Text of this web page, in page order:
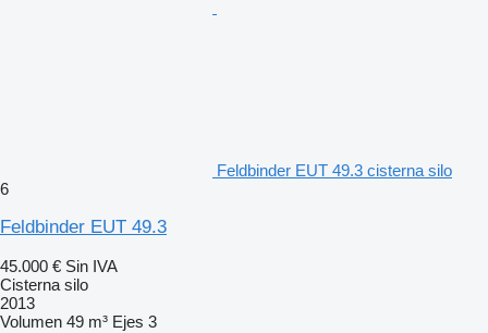
Feldbinder EUT 49.3 cisterna silo
6
Feldbinder EUT 49.3
45.000 € Sin IVA
Cisterna silo
2013
Volumen 49 m³ Ejes 3